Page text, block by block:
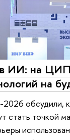
в ИИ: на
на
обсудили,
стать точкой